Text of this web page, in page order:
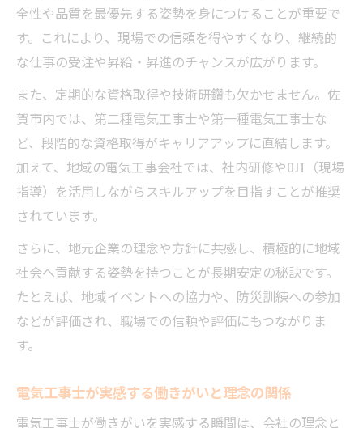
全性や品質を最優先する姿勢を身につけることが重要で
す。これにより、現場での信頼を得やすくなり、継続的
な仕事の受注や昇給・昇進のチャンスが広がります。
また、定期的な資格取得や技術研鑽も欠かせません。佐
賀市内では、第二種電気工事士や第一種電気工事士な
ど、段階的な資格取得がキャリアアップに直結します。
加えて、地域の電気工事会社では、社内研修やOJT（現場
指導）を活用しながらスキルアップを目指すことが推奨
されています。
さらに、地元企業の理念や方針に共感し、積極的に地域
社会へ貢献する姿勢を持つことが長期安定の秘訣です。
たとえば、地域イベントへの協力や、防災訓練への参加
などが評価され、職場での信頼や評価にもつながりま
す。
電気工事士が実感する働きがいと理念の関係
電気工事士が働きがいを実感する瞬間は、会社の理念と